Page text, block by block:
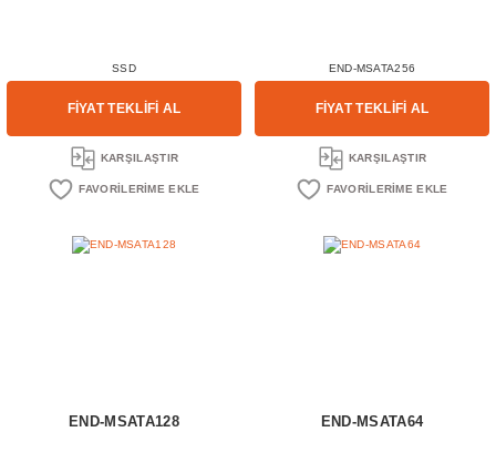
SSD
FİYAT TEKLİFİ AL
KARŞILAŞTIR
END-MSATA256
FİYAT TEKLİFİ AL
KARŞILAŞTIR
END-MSATA128 END-MSATA64